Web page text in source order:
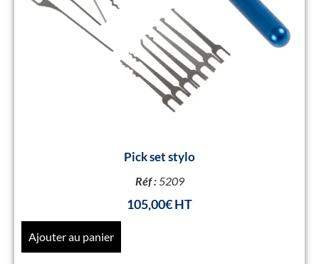
Pick set stylo
Réf :5209
105,00€
Ajouter au panier